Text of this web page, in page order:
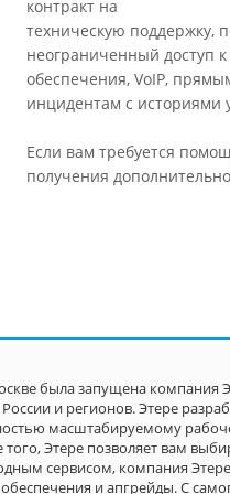
контракт на
техническую поддержку,
неограниченный доступ
обеспечения, VoIP,
инцидентам с историями
Если вам требуется
получения
была запущена компания
и регионов. Этере
масштабируемому
Этере позволяет вам
сервисом, компания
и апгрейды. С